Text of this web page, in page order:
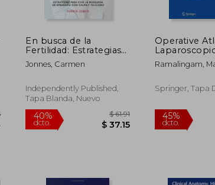
En busca de la
Fertilidad: Estrategias
para vivir la búsqueda
de embarazo con
Jonnes, Carmen
Independently Published,
Tapa Blanda, Nuevo
Operative
Urology
Ramalingam,
Springer, Tapa